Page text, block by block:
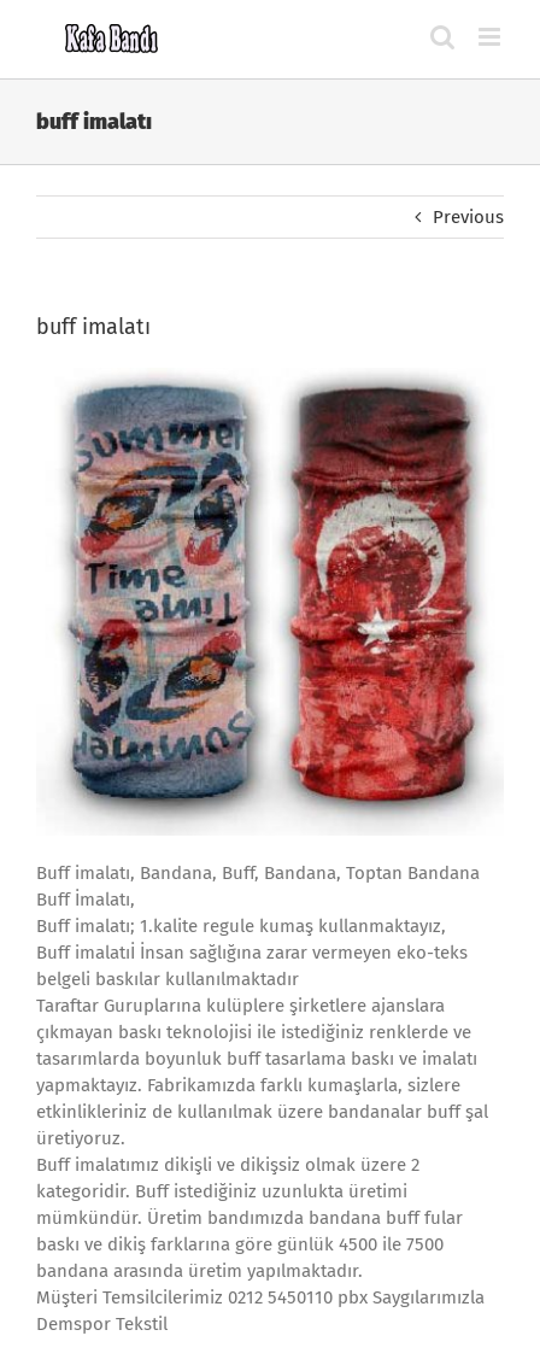
buff imalatı
Previous
buff imalatı
Buff imalatı, Bandana, Buff, Bandana, Toptan Bandana
Buff İmalatı,
Buff imalatı; 1.kalite regule kumaş kullanmaktayız,
Buff imalatıİ İnsan sağlığına zarar vermeyen eko-teks
belgeli baskılar kullanılmaktadır
Taraftar Guruplarına kulüplere şirketlere ajanslara
çıkmayan baskı teknolojisi ile istediğiniz renklerde ve
tasarımlarda boyunluk buff tasarlama baskı ve imalatı
yapmaktayız. Fabrikamızda farklı kumaşlarla, sizlere
etkinlikleriniz de kullanılmak üzere bandanalar buff şal
üretiyoruz.
Buff imalatımız dikişli ve dikişsiz olmak üzere 2
kategoridir. Buff istediğiniz uzunlukta üretimi
mümkündür. Üretim bandımızda bandana buff fular
baskı ve dikiş farklarına göre günlük 4500 ile 7500
bandana arasında üretim yapılmaktadır.
Müşteri Temsilcilerimiz 0212 5450110 pbx Saygılarımızla
Demspor Tekstil